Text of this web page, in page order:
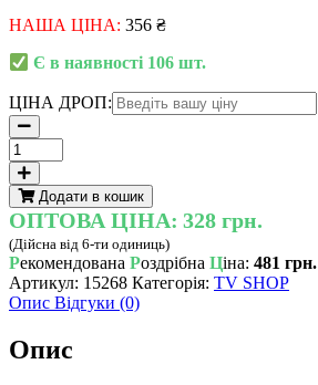
НАША ЦІНА: 356 ₴
Є в наявності 106 шт.
ЦІНА ДРОП:
Кільцева
Лампа
LAMP
JM-
01
кількість
Додати в кошик
ОПТОВА ЦІНА: 328 грн.
(Дійсна від 6-ти одиниць)
Рекомендована Роздрібна Ціна: 481 грн.
Артикул: 15268 Категорія: TV SHOP
Опис Відгуки (0)
Опис